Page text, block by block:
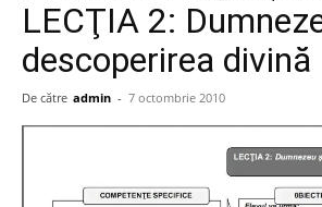
LECŢIA 2:
descoperirea divină
De către admin - 7 octombrie 2010